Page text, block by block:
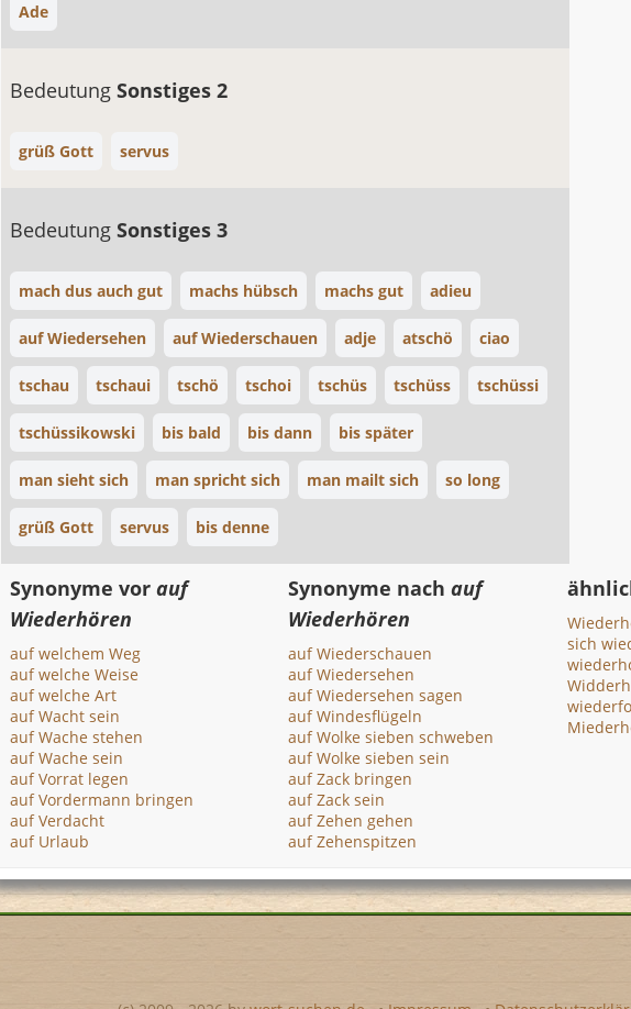
Ade
Bedeutung Sonstiges 2
grüß Gott servus
Bedeutung Sonstiges 3
mach dus auch gut machs hübsch machs gut adieu
auf Wiedersehen auf Wiederschauen adje atschö ciao
tschau tschaui tschö tschoi tschüs tschüss tschüssi
tschüssikowski bis bald bis dann bis später
man sieht sich man spricht sich man mailt sich so long
grüß Gott servus bis denne
Synonyme vor auf
Wiederhören
auf welchem Weg
auf welche Weise
auf welche Art
auf Wacht sein
auf Wache stehen
auf Wache sein
auf Vorrat legen
auf Vordermann bringen
auf Verdacht
auf Urlaub
Synonyme nachauf
Wiederhören
auf Wiederschauen
auf Wiedersehen
auf Wiedersehen sagen
auf Windesflügeln
auf Wolke sieben schweben
auf Wolke sieben sein
auf Zack bringen
auf Zack sein
auf Zehen gehen
auf Zehenspitzen
sich